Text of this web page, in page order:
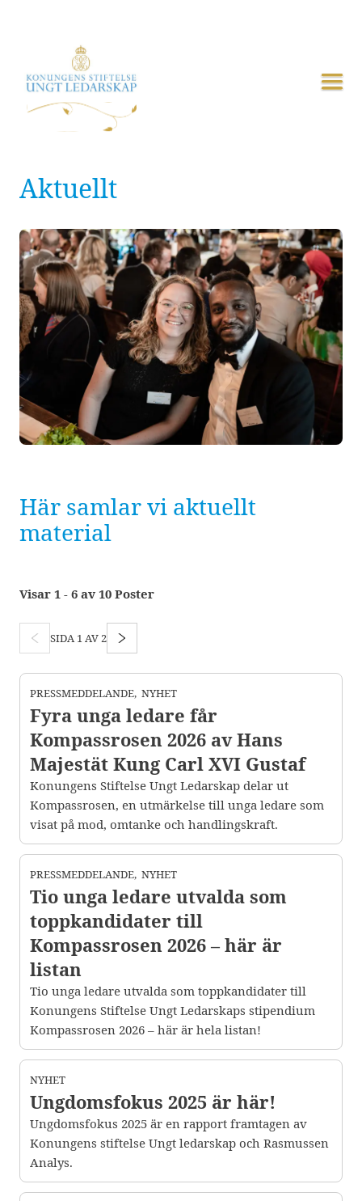
Aktuellt
Här samlar vi aktuellt
material
Visar 1 - 6 av 10 Poster
SIDA1AV2
PRESSMEDDELANDE, NYHET
Fyra unga ledare får
Kompassrosen 2026 av Hans
Majestät Kung Carl XVI Gustaf
Konungens Stiftelse Ungt Ledarskap delar ut
Kompassrosen, en utmärkelse till unga ledare som
visat på mod, omtanke och handlingskraft.
PRESSMEDDELANDE, NYHET
Tio unga ledare utvalda som
toppkandidater till
Kompassrosen 2026 – här är
listan
Tio unga ledare utvalda som toppkandidater till
Konungens Stiftelse Ungt Ledarskaps stipendium
Kompassrosen 2026 – här är hela listan!
NYHET
Ungdomsfokus 2025 är här!
Ungdomsfokus 2025 är en rapport framtagen av
Konungens stiftelse Ungt ledarskap och Rasmussen
Analys.